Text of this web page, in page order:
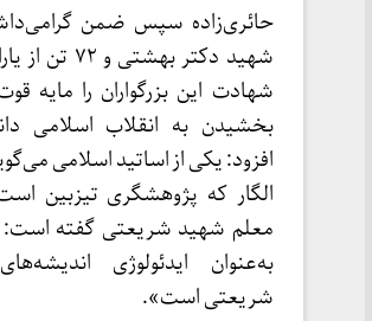
حائری‌زاده سپس ضمن
شهید دکتر بهشتی و
شهادت این بزرگواران را مایه
بخشیدن به انقلاب اسلامی
افزود: یکی از اساتید اسلامی
الگار که پژوهشگری تیزبین
معلم شهید شریعتی گفته است:
به‌عنوان ایدئولوژی
شریعتی است».